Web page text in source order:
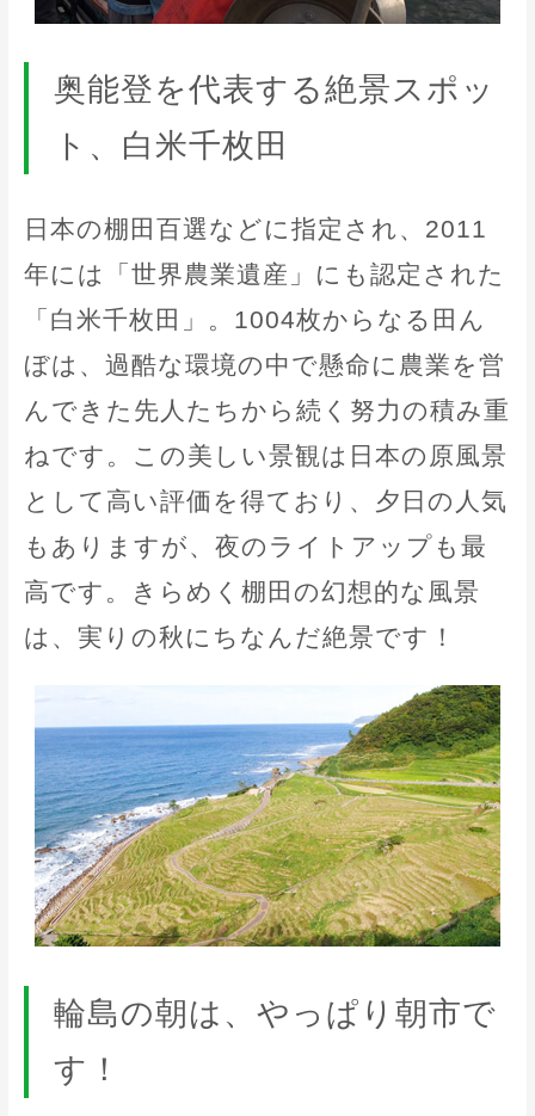
奥能登を代表する絶景スポッ
ト、白米千枚田
日本の棚田百選などに指定され、2011
年には「世界農業遺産」にも認定された
「白米千枚田」。1004枚からなる田ん
ぼは、過酷な環境の中で懸命に農業を営
んできた先人たちから続く努力の積み重
ねです。この美しい景観は日本の原風景
として高い評価を得ており、夕日の人気
もありますが、夜のライトアップも最
高です。きらめく棚田の幻想的な風景
は、実りの秋にちなんだ絶景です！
輪島の朝は、やっぱり朝市で
す！